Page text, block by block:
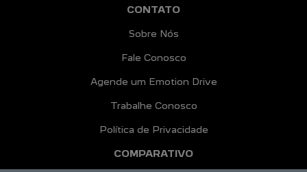
CONTATO
Sobre Nós
Fale Conosco
Agende um Emotion Drive
Trabalhe Conosco
Política de Privacidade
COMPARATIVO